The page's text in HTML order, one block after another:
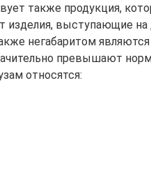
также продукция,
выступающие на
негабаритом
превышают
относятся: